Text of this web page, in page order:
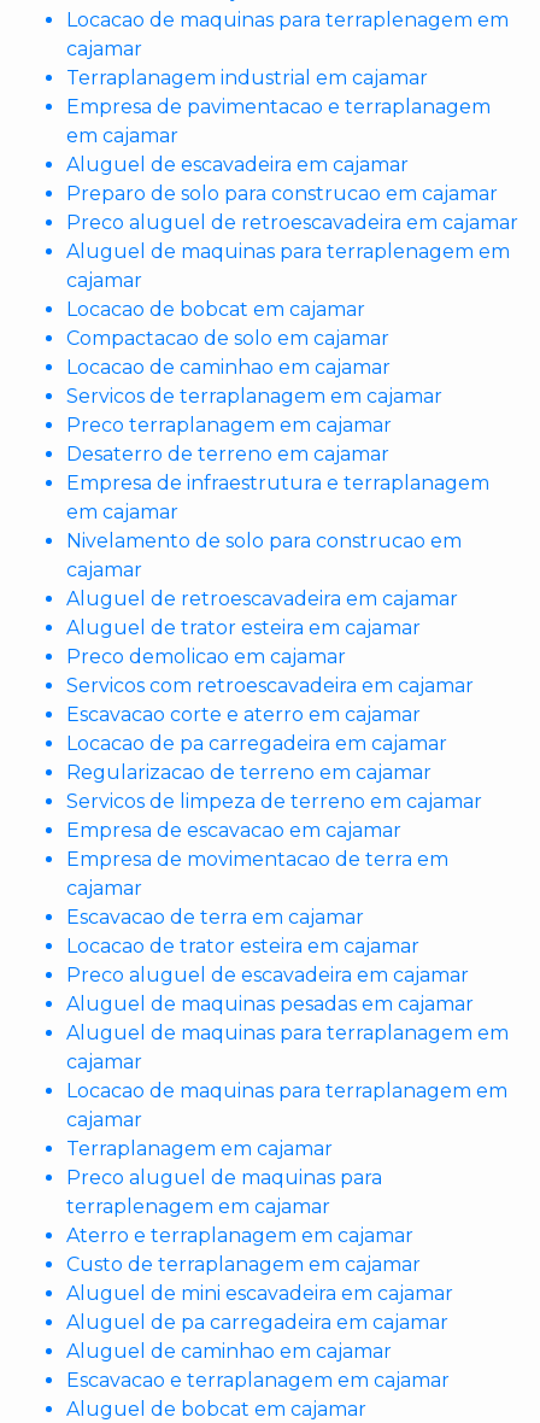
Locacao de maquinas para terraplenagem em
cajamar
Terraplanagem industrial em cajamar
Empresa de pavimentacao e terraplanagem
em cajamar
Aluguel de escavadeira em cajamar
Preparo de solo para construcao em cajamar
Preco aluguel de retroescavadeira em cajamar
Aluguel de maquinas para terraplenagem em
cajamar
Locacao de bobcat em cajamar
Compactacao de solo em cajamar
Locacao de caminhao em cajamar
Servicos de terraplanagem em cajamar
Preco terraplanagem em cajamar
Desaterro de terreno em cajamar
Empresa de infraestrutura e terraplanagem
em cajamar
Nivelamento de solo para construcao em
cajamar
Aluguel de retroescavadeira em cajamar
Aluguel de trator esteira em cajamar
Preco demolicao em cajamar
Servicos com retroescavadeira em cajamar
Escavacao corte e aterro em cajamar
Locacao de pa carregadeira em cajamar
Regularizacao de terreno em cajamar
Servicos de limpeza de terreno em cajamar
Empresa de escavacao em cajamar
Empresa de movimentacao de terra em
cajamar
Escavacao de terra em cajamar
Locacao de trator esteira em cajamar
Preco aluguel de escavadeira em cajamar
Aluguel de maquinas pesadas em cajamar
Aluguel de maquinas para terraplanagem em
cajamar
Locacao de maquinas para terraplanagem em
cajamar
Terraplanagem em cajamar
Preco aluguel de maquinas para
terraplenagem em cajamar
Aterro e terraplanagem em cajamar
Custo de terraplanagem em cajamar
Aluguel de mini escavadeira em cajamar
Aluguel de pa carregadeira em cajamar
Aluguel de caminhao em cajamar
Escavacao e terraplanagem em cajamar
Aluguel de bobcat em cajamar